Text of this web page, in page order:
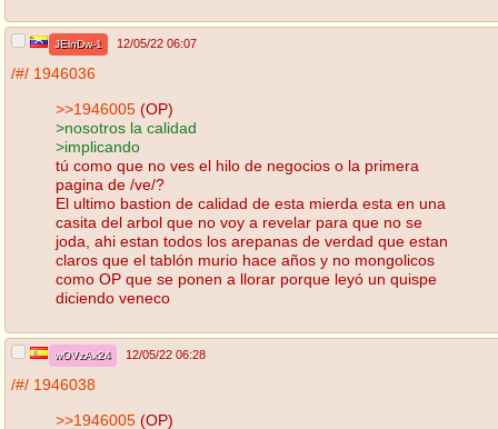
JElnDw-1 12/05/22 06:07
/#/ 1946036
>>1946005 (OP)
>nosotros la calidad
>implicando
tú como que no ves el hilo de negocios o la primera
pagina de /ve/?
El ultimo bastion de calidad de esta mierda esta en una
casita del arbol que no voy a revelar para que no se
joda, ahi estan todos los arepanas de verdad que estan
claros que el tablón murio hace años y no mongolicos
como OP que se ponen a llorar porque leyó un quispe
diciendo veneco
wOVzAx24 12/05/22 06:28
/#/ 1946038
>>1946005 (OP)